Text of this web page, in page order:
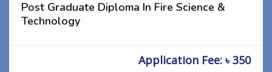
Post Graduate Diploma In Fire Science &
Technology
Application Fee: ৳ 350